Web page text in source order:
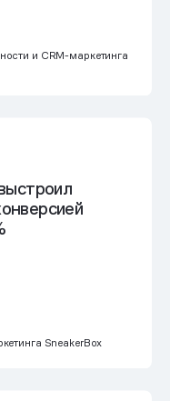
и CRM-маркетинга
SneakerBox